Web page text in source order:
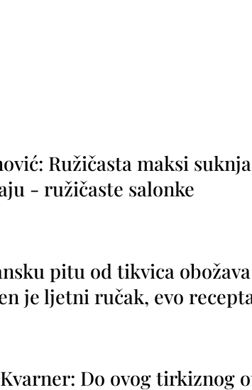
Ružičasta maksi
- ružičaste salonke
pitu od tikvica obožava
je ljetni ručak, evo
Do ovog tirkiznog